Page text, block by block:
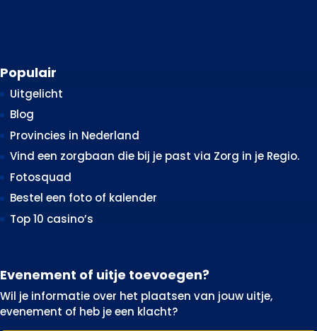
Populair
Uitgelicht
Blog
Provincies in Nederland
Vind een zorgbaan die bij je past via Zorg in je Regio.
Fotosquad
Bestel een foto of kalender
Top 10 casino’s
Evenement of uitje toevoegen?
Wil je informatie over het plaatsen van jouw uitje,
evenement of heb je een klacht?